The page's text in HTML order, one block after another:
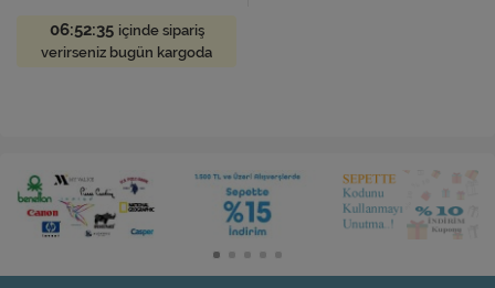
06:52:34 içinde sipariş
verirseniz bugün kargoda